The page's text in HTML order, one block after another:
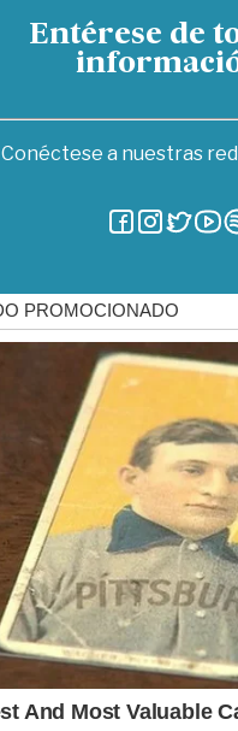
Entérese de
Conéctese a nuestras